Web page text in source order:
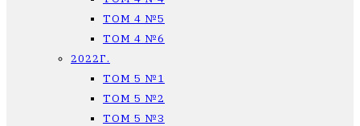
ТОМ 4 №5
ТОМ 4 №6
2022Г.
ТОМ 5 №1
ТОМ 5 №2
ТОМ 5 №3